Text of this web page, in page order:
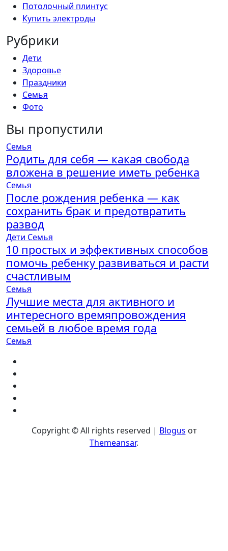
Потолочный плинтус
Купить электроды
Рубрики
Дети
Здоровье
Праздники
Семья
Фото
Вы пропустили
Семья
Родить для себя — какая свобода
вложена в решение иметь ребенка
Семья
После рождения ребенка — как
сохранить брак и предотвратить
развод
Дети Семья
10 простых и эффективных способов
помочь ребенку развиваться и расти
счастливым
Семья
Лучшие места для активного и
интересного времяпровождения
семьей в любое время года
Семья
Copyright © All rights reserved | Blogus от
Themeansar.